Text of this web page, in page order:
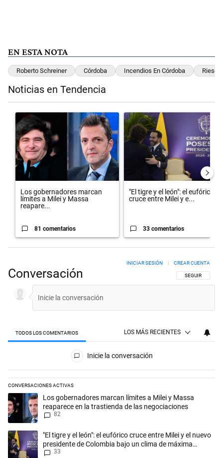
EN ESTA NOTA
Roberto Schreiner Córdoba Incendios En Córdoba Riesgo
Noticias en Tendencia
Un artículo de tendencia con el título "Los gobernadores marcan
Los gobernadores marcan
límites a Milei y Massa
reapare...
81 comentarios
Un artículo de tendencia con el
"El tigre y el león": el eufórico
cruce entre Milei y e...
33 comentarios
Conversación SIGA ESTA
SEGUIR
INICIAR SESIÓN CREAR CUENTA
TODOS LOS COMENTARIOS LOS MÁS RECIENTES
Todos los comentarios
Inicie la conversación
CONVERSACIONES ACTIVAS
Este listado muestra los artículos con más comentarios en los
Un artículo de tendencia con el título "Los gobernadores marcan
Los gobernadores marcan límites a Milei y Massa
reaparece en la trastienda de las negociaciones
82
Un artículo de tendencia con el título ""El tigre y el león": el eufórico
"El tigre y el león": el eufórico cruce entre Milei y el nuevo
presidente de Colombia bajo un clima de máxima
tensión
33